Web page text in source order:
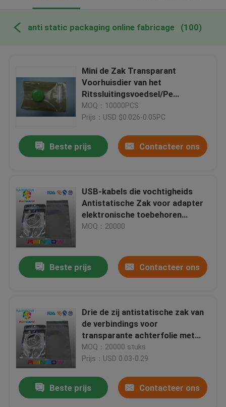
anti static packaging online fabricage (100)
Mini de Zak Transparant
Voorhuisdier van het
Ritssluitingsvoedsel/Pe
Antistatische Zak met Open
Bodem
MOQ：10000PCS
Prijs：USD $0.026-0.05PC
Beste prijs Contacteer ons
USB-kabels die vochtigheids
Antistatische Zak voor adapter
elektronische toebehoren
verpakken
MOQ：20000
Beste prijs Contacteer ons
Drie de zij antistatische zak van
de verbindings voor
transparante achterfolie met
ritssluiting en scheurinkeping
MOQ：20000 stuks
Prijs：USD 0.03-0.29
Beste prijs Contacteer ons